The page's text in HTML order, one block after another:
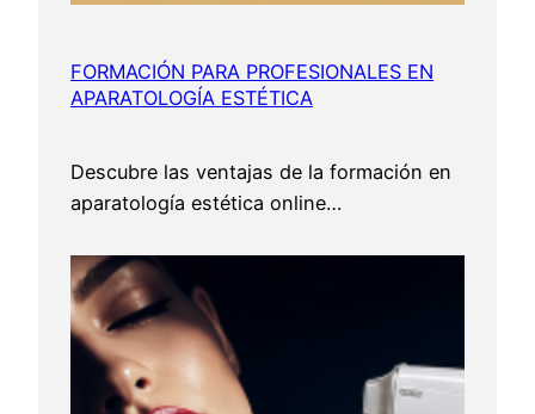
FORMACIÓN PARA PROFESIONALES EN
APARATOLOGÍA ESTÉTICA
Descubre las ventajas de la formación en
aparatología estética online…